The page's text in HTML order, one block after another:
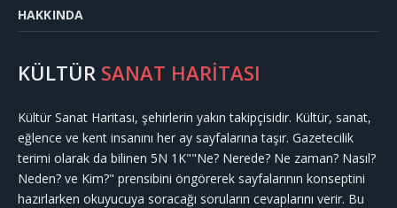
HAKKINDA
KÜLTÜR SANAT HARİTASI
Kültür Sanat Haritası, şehirlerin yakın takipçisidir. Kültür, sanat,
eğlence ve kent insanını her ay sayfalarına taşır. Gazetecilik
terimi olarak da bilinen 5N 1K""Ne? Nerede? Ne zaman? Nasıl?
Neden? ve Kim?" prensibini öngörerek sayfalarının konseptini
hazırlarken okuyucuya soracağı soruların cevaplarını verir. Bu